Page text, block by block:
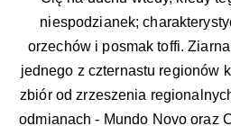
niespodzianek;
orzechów i posmak toffi.
jednego z czternastu regionów
zbiór od zrzeszenia
odmianach - Mundo Novo oraz